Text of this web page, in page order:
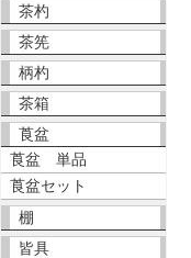
茶杓
茶筅
柄杓
茶箱
莨盆
莨盆 単品
莨盆セット
棚
皆具